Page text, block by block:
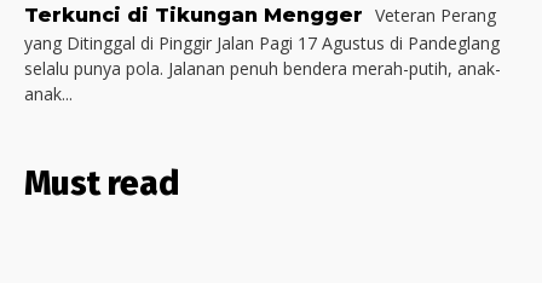
Terkunci di Tikungan Mengger Veteran Perang
yang Ditinggal di Pinggir Jalan Pagi 17 Agustus di Pandeglang
selalu punya pola. Jalanan penuh bendera merah-putih, anak-
anak...
Must read